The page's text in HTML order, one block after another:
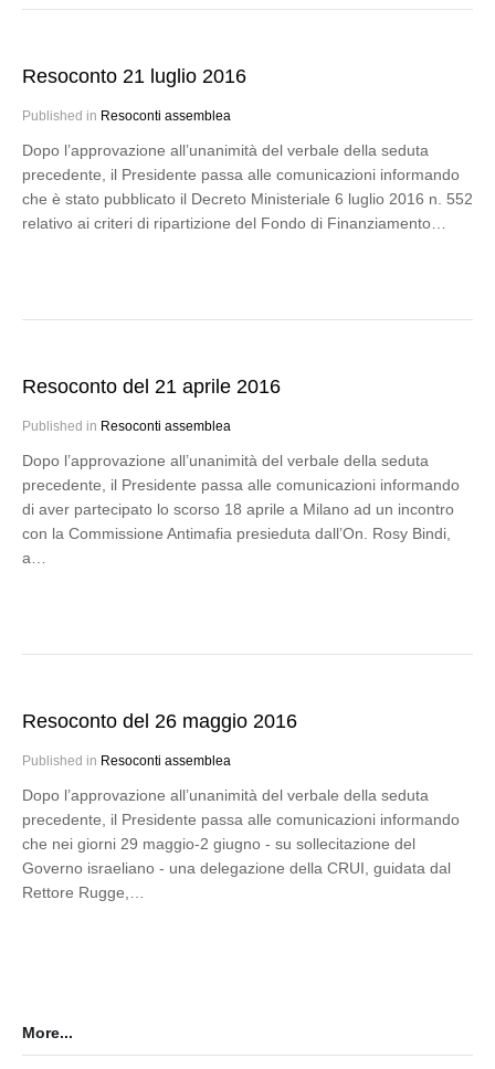
Resoconto 21 luglio 2016
Published in Resoconti assemblea
Dopo l’approvazione all’unanimità del verbale della seduta
precedente, il Presidente passa alle comunicazioni informando
che è stato pubblicato il Decreto Ministeriale 6 luglio 2016 n. 552
relativo ai criteri di ripartizione del Fondo di Finanziamento…
Resoconto del 21 aprile 2016
Published in Resoconti assemblea
Dopo l’approvazione all’unanimità del verbale della seduta
precedente, il Presidente passa alle comunicazioni informando
di aver partecipato lo scorso 18 aprile a Milano ad un incontro
con la Commissione Antimafia presieduta dall’On. Rosy Bindi,
a…
Resoconto del 26 maggio 2016
Published in Resoconti assemblea
Dopo l’approvazione all’unanimità del verbale della seduta
precedente, il Presidente passa alle comunicazioni informando
che nei giorni 29 maggio-2 giugno - su sollecitazione del
Governo israeliano - una delegazione della CRUI, guidata dal
Rettore Rugge,…
More...